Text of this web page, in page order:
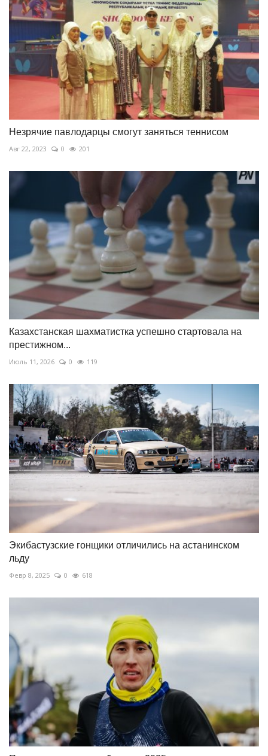
Незрячие павлодарцы смогут заняться теннисом
Авг 22, 2023 0 201
Казахстанская шахматистка успешно стартовала на
престижном...
Июль 11, 2026 0 119
Экибастузские гонщики отличились на астанинском
льду
Февр 8, 2025 0 618